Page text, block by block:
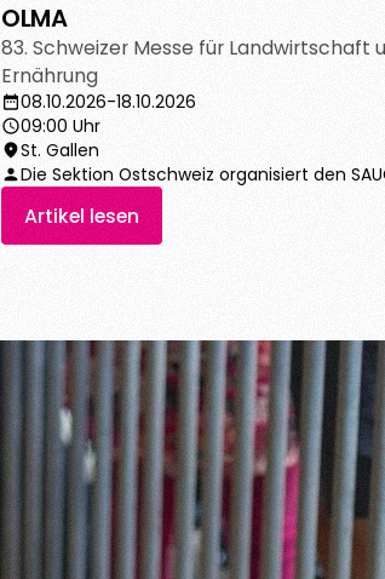
OLMA
83. Schweizer Messe für Landwirtschaft
Ernährung
08.10.2026-18.10.2026
09:00 Uhr
St. Gallen
Die Sektion Ostschweiz organisiert den
Artikel lesen